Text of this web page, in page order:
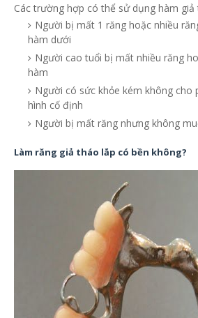
Các trường hợp có thể sử dụng hàm giả
Người bị mất 1 răng hoặc nhiều
hàm dưới
Người cao tuổi bị mất nhiều răng
hàm
Người có sức khỏe kém không cho
hình cố định
Người bị mất răng nhưng không
Làm răng giả tháo lắp có bền không?